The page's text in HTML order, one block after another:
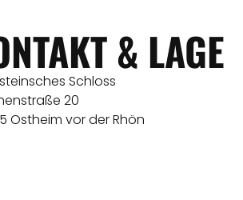
& LAGE
Schloss
20
Ostheim vor der Rhön